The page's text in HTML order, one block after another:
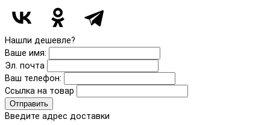
Нашли дешевле?
Ваше имя:
Эл. почта
Ваш телефон:
Ссылка на товар
Отправить
Введите адрес доставки